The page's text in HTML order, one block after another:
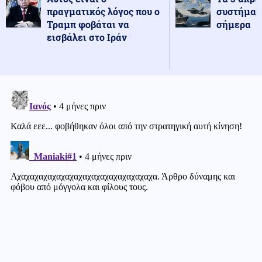
πραγματικός λόγος που ο
Τραμπ φοβάται να
εισβάλει στο Ιράν
σήμερα